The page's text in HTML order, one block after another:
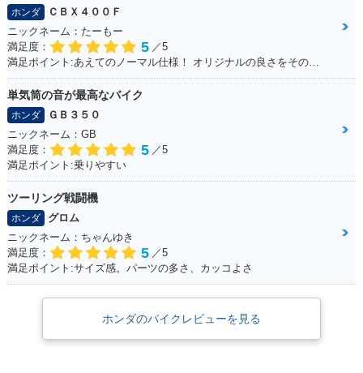
ホンダ
ＣＢＸ４００Ｆ
ニックネーム：たーもー
満足度：
5 ／5
満足ポイント:あえてのノーマル仕様！ オリジナルの良さをそのまま残して大事に乗って生きたい！！
単気筒の音が最高なバイク
ホンダ
ＧＢ３５０
ニックネーム：GB
満足度：
5 ／5
満足ポイント:乗りやすい
ツーリング戦闘機
ホンダ
グロム
ニックネーム：ちゃんゆき
満足度：
5 ／5
満足ポイント:サイズ感。パーツの多さ、カッコよさ
ホンダのバイクレビューを見る